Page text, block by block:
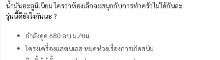
น้ำมันอะลูมิเนียม ใครว่าห้องเล็กจะสนุกกับการทำครัวไม่ได้กันล่ะ
รุ่นนี้ดียังไงกันนะ ?
กำลังดูด 680 ลบ.ม./ชม.
โครงเครื่องแสตนเลส หมดห่วงเรื่องการเกิดสนิม